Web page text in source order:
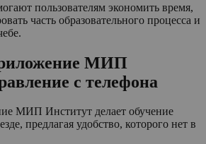
пользователям экономить время,
часть образовательного процесса и
МИП
с телефона
МИП Институт делает обучение
предлагая удобство, которого нет в